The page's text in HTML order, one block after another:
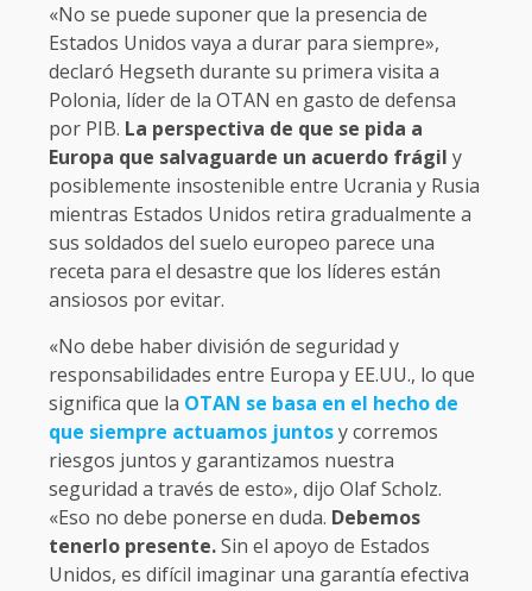
«No se puede suponer que la presencia de
Estados Unidos vaya a durar para siempre»,
declaró Hegseth durante su primera visita a
Polonia, líder de la OTAN en gasto de defensa
por PIB. La perspectiva de que se pida a
Europa que salvaguarde un acuerdo frágil y
posiblemente insostenible entre Ucrania y Rusia
mientras Estados Unidos retira gradualmente a
sus soldados del suelo europeo parece una
receta para el desastre que los líderes están
ansiosos por evitar.
«No debe haber división de seguridad y
responsabilidades entre Europa y EE.UU., lo que
significa que la OTAN se basa en el hecho de
que siempre actuamos juntosy corremos
riesgos juntos y garantizamos nuestra
seguridad a través de esto», dijo Olaf Scholz.
«Eso no debe ponerse en duda. Debemos
tenerlo presente.Sin el apoyo de Estados
Unidos, es difícil imaginar una garantía efectiva